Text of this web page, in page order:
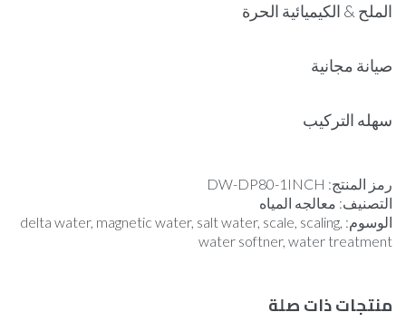
الملح & الكيميائية الحرة
صيانة مجانية
سهله التركيب
رمز المنتج: DW-DP80-1INCH
التصنيف: معالجه المياه
الوسوم:
delta water, magnetic water, salt water, scale, scaling,
water softner, water treatment
منتجات ذات صلة